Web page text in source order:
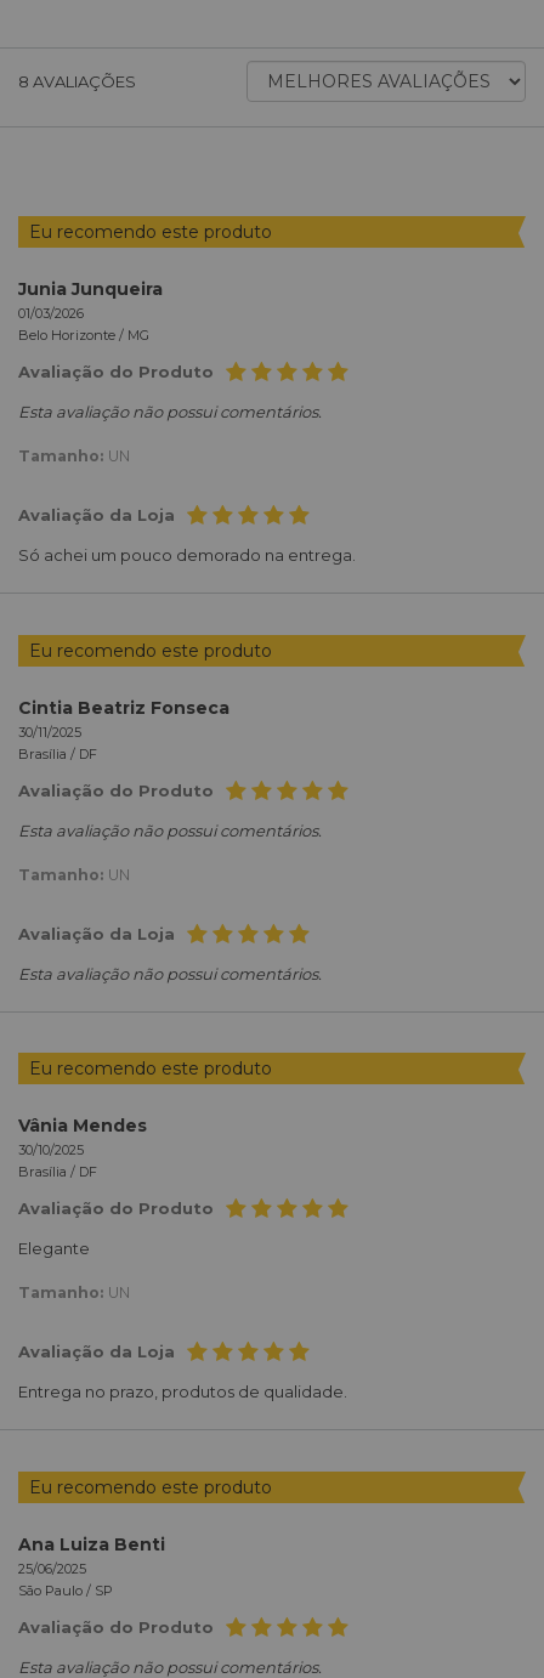
8 AVALIAÇÕES
ORDENAR
AVALIAÇÕES
Eu recomendo este produto
Junia Junqueira
01/03/2026
Belo Horizonte / MG
Avaliação do Produto
Esta avaliação não possui comentários.
Tamanho: UN
Avaliação da Loja
Só achei um pouco demorado na entrega.
Eu recomendo este produto
Cintia Beatriz Fonseca
30/11/2025
Brasília / DF
Avaliação do Produto
Esta avaliação não possui comentários.
Tamanho: UN
Avaliação da Loja
Esta avaliação não possui comentários.
Eu recomendo este produto
Vânia Mendes
30/10/2025
Brasília / DF
Avaliação do Produto
Elegante
Tamanho: UN
Avaliação da Loja
Entrega no prazo, produtos de qualidade.
Eu recomendo este produto
Ana Luiza Benti
25/06/2025
São Paulo / SP
Avaliação do Produto
Esta avaliação não possui comentários.